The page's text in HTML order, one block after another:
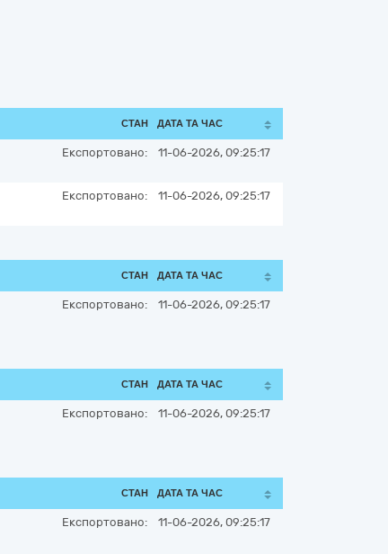
СТАН ДАТА ТА ЧАС
Експортовано: 11-06-2026, 09:25:17
Експортовано: 11-06-2026, 09:25:17
СТАН ДАТА ТА ЧАС
Експортовано: 11-06-2026, 09:25:17
СТАН ДАТА ТА ЧАС
Експортовано: 11-06-2026, 09:25:17
СТАН ДАТА ТА ЧАС
Експортовано: 11-06-2026, 09:25:17